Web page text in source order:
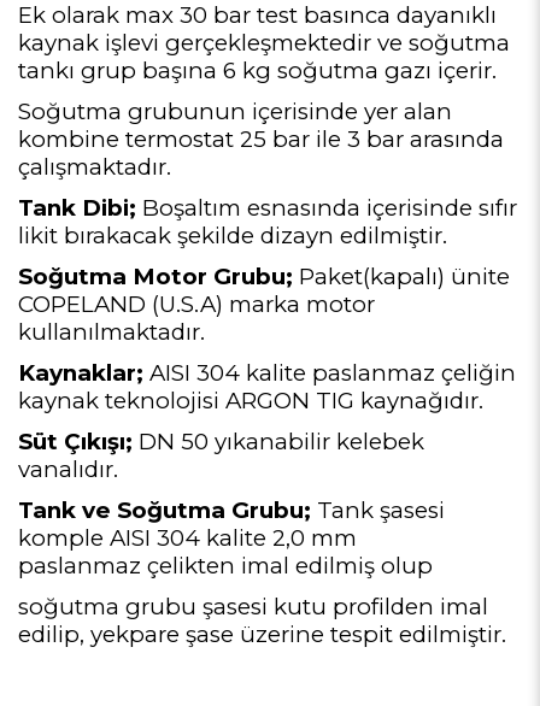
Ek olarak max 30 bar test basınca dayanıklı
kaynak işlevi gerçekleşmektedir ve soğutma
tankı grup başına 6 kg soğutma gazı içerir.
Soğutma grubunun içerisinde yer alan
kombine termostat 25 bar ile 3 bar arasında
çalışmaktadır.
Tank Dibi; Boşaltım esnasında içerisinde sıfır
likit bırakacak şekilde dizayn edilmiştir.
Soğutma Motor Grubu; Paket(kapalı) ünite
COPELAND (U.S.A) marka motor
kullanılmaktadır.
Kaynaklar; AISI 304 kalite paslanmaz çeliğin
kaynak teknolojisi ARGON TIG kaynağıdır.
Süt Çıkışı; DN 50 yıkanabilir kelebek
vanalıdır.
Tank ve Soğutma Grubu; Tank şasesi
komple AISI 304 kalite 2,0 mm
paslanmaz çelikten imal edilmiş olup
soğutma grubu şasesi kutu profilden imal
edilip, yekpare şase üzerine tespit edilmiştir.